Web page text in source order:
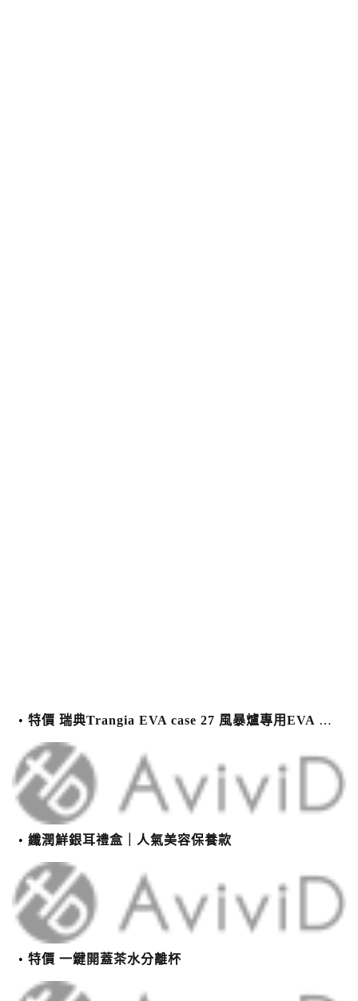
特價 瑞典Trangia EVA case 27 風暴爐專用EVA 防護外盒(小)-黑
纖潤鮮銀耳禮盒｜人氣美容保養款
特價 一鍵開蓋茶水分離杯